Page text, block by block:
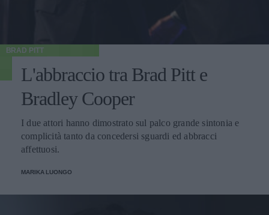
BRAD PITT
L'abbraccio tra Brad Pitt e
Bradley Cooper
I due attori hanno dimostrato sul palco grande sintonia e
complicità tanto da concedersi sguardi ed abbracci
affettuosi.
MARIKA LUONGO